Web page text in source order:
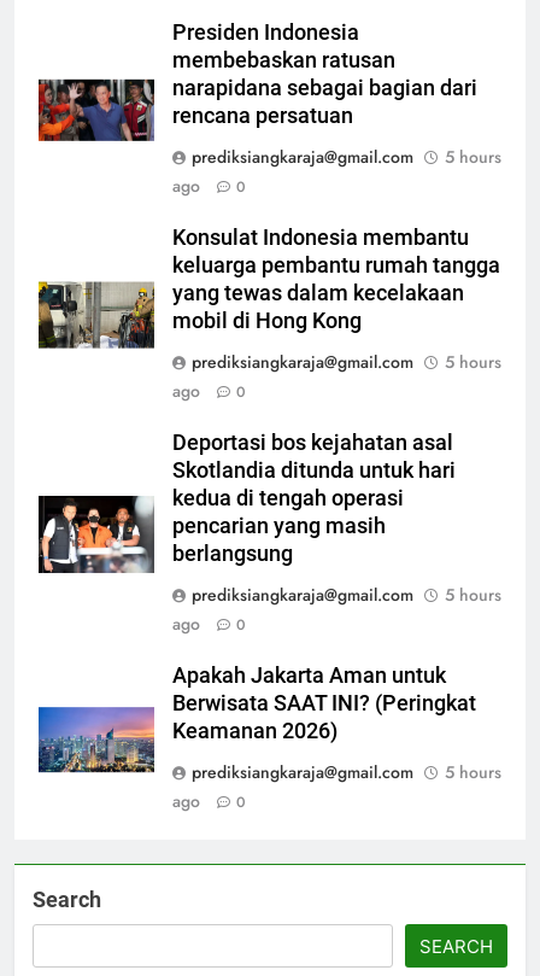
Presiden Indonesia
membebaskan ratusan
narapidana sebagai bagian dari
rencana persatuan
prediksiangkaraja@gmail.com
5 hours
ago
0
Konsulat Indonesia membantu
keluarga pembantu rumah tangga
yang tewas dalam kecelakaan
mobil di Hong Kong
prediksiangkaraja@gmail.com
5 hours
ago
0
Deportasi bos kejahatan asal
Skotlandia ditunda untuk hari
kedua di tengah operasi
pencarian yang masih
berlangsung
prediksiangkaraja@gmail.com
5 hours
ago
0
Apakah Jakarta Aman untuk
Berwisata SAAT INI? (Peringkat
Keamanan 2026)
prediksiangkaraja@gmail.com
5 hours
ago
0
Search
SEARCH